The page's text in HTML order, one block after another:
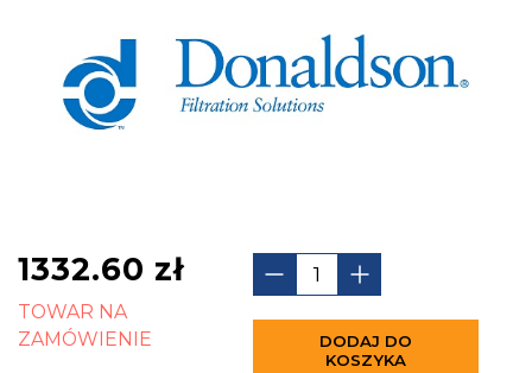
1332.60 zł
TOWAR NA
ZAMÓWIENIE
DODAJ DO
KOSZYKA